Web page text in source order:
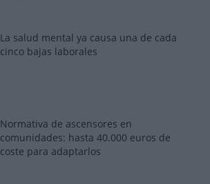
La salud mental ya causa una de cada
cinco bajas laborales
Normativa de ascensores en
comunidades: hasta 40.000 euros de
coste para adaptarlos